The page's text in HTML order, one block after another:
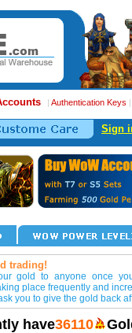
| Authentication Keys
Sign
trading!
gold to anyone once
place frequently and
you to give the gold back
have36110